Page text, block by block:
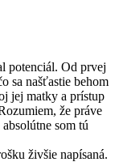
potenciál. Od prvej
sa našťastie behom
jej matky a prístup
že práve
som tú
živšie napísaná.